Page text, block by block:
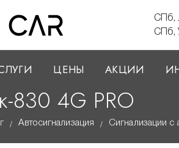
СПб,
СПб,
ЦЕНЫ АКЦИИ
830 4G PRO
/ Автосигнализация / Сигнализации с